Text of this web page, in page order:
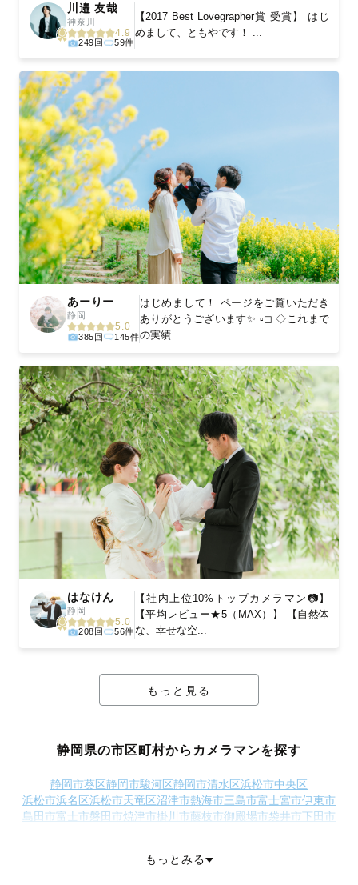
川邉 友哉
神奈川
4.9
249回 59件
【2017 Best Lovegrapher賞 受賞】 はじ
めまして、ともやです！ ...
あーりー
静岡
5.0
385回 145件
はじめまして！ ページをご覧いただき
ありがとうございます✨ ▫◻ ◇これまで
の実績...
はなけん
静岡
5.0
208回 56件
【社内上位10%トップカメラマン📷】
【平均レビュー★5（MAX）】 【自然体
な、幸せな空...
もっと見る
静岡県の市区町村からカメラマンを探す
静岡市葵区静岡市駿河区静岡市清水区浜松市中央区
浜松市浜名区浜松市天竜区沼津市熱海市三島市富士宮市伊東市
島田市富士市磐田市焼津市掛川市藤枝市御殿場市袋井市下田市
田方郡函南町駿東郡清水町
もっとみる